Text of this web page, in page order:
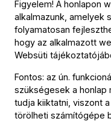
Közreműködik
Nyíregyházi Cantemus
Kórusvezető
Szabó Dénes
Figyelem! A honlapon
alkalmazunk, amelyek
folyamatosan
hogy az alkalmazott
Websüti
Fontos: az ún.
szükségesek a honlap
tudja kiiktatni, viszont
törölheti számítógépe